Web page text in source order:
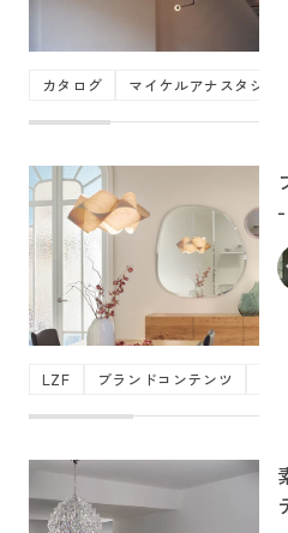
カタログ マイケルアナスタシア
LZF ブランドコンテンツ